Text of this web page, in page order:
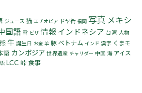
ジュース 猫 エチオピア ドヤ街 福岡 写真 メキシ
国語 雪 ビザ 情報 インドネシア 台湾 人物
熊牛 誕生日 お金 羊 豚 ベトナム インド 漢字 くまモ
語 カンボジア 世界遺産 チャリダー 中国 海 アイス
LCC 峠食事